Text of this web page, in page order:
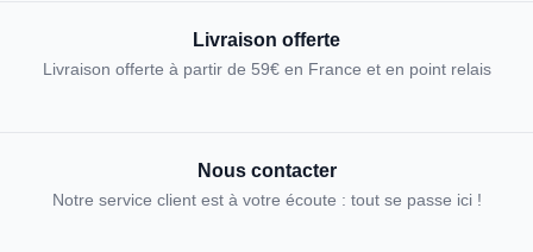
Livraison offerte
Livraison offerte à partir de 59€ en France et en point relais
Nous contacter
Notre service client est à votre écoute : tout se passe ici !